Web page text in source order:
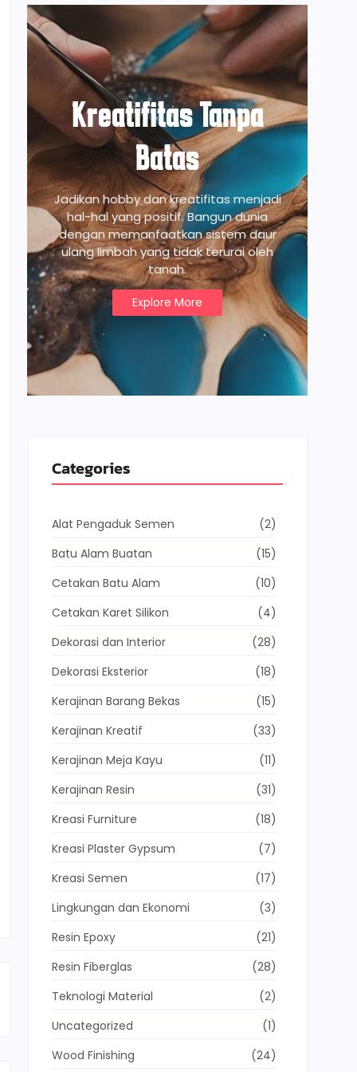
Kreatifitas Tanpa
Batas
Jadikan hobby dan kreatifitas menjadi
hal-hal yang positif. Bangun dunia
dengan memanfaatkan sistem daur
ulang limbah yang tidak terurai oleh
tanah.
Explore More
Categories
Alat Pengaduk Semen
(2)
Batu Alam Buatan
(15)
Cetakan Batu Alam
(10)
Cetakan Karet Silikon
(4)
Dekorasi dan Interior
(28)
Dekorasi Eksterior
(18)
Kerajinan Barang Bekas
(15)
Kerajinan Kreatif
(33)
Kerajinan Meja Kayu
(11)
Kerajinan Resin
(31)
Kreasi Furniture
(18)
Kreasi Plaster Gypsum
(7)
Kreasi Semen
(17)
Lingkungan dan Ekonomi
(3)
Resin Epoxy
(21)
Resin Fiberglas
(28)
Teknologi Material
(2)
Uncategorized
(1)
Wood Finishing
(24)